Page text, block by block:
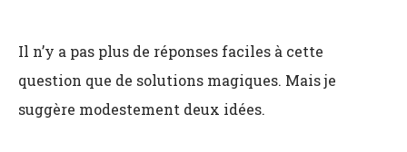
Il n’y a pas plus de réponses faciles à cette
question que de solutions magiques. Mais je
suggère modestement deux idées.